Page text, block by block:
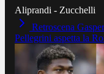
Aliprandi - Zucchelli
Retroscena
Pellegrini aspetta la